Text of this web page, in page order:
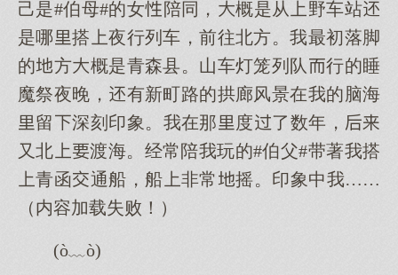
己是#伯母#的女陪同，概是从野车站
是哪搭夜行列车，前往北方。我最初落脚
的方概是青森县。山车灯笼列队行的睡
魔祭夜晚，有新町路的拱廊风景在我的脑海
留深刻印象。我在那度了数年，
又北渡海。经常陪我玩的#伯父#带著我搭
青函通船，船非常摇。印象中我……
（内容加载失败！）
(ò﹏ò)